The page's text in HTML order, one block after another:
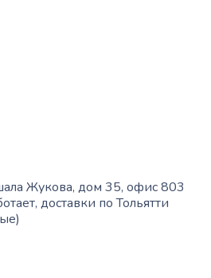
Жукова, дом 35, офис 803
доставки по Тольятти